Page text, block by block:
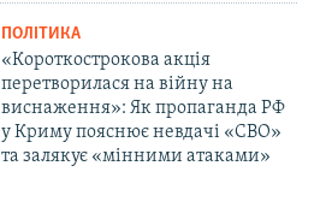
ПОЛІТИКА
«Короткострокова акція
перетворилася на війну на
виснаження»: Як пропаганда РФ
у Криму пояснює невдачі «СВО»
та залякує «мінними атаками»